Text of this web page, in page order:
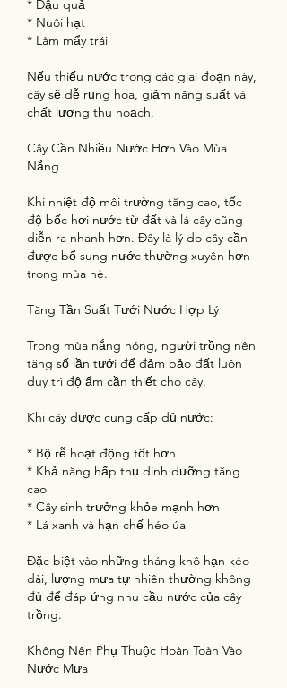
* Đậu quả
* Nuôi hạt
* Làm mẩy trái
Nếu thiếu nước trong các giai đoạn này,
cây sẽ dễ rụng hoa, giảm năng suất và
chất lượng thu hoạch.
Cây Cần Nhiều Nước Hơn Vào Mùa
Nắng
Khi nhiệt độ môi trường tăng cao, tốc
độ bốc hơi nước từ đất và lá cây cũng
diễn ra nhanh hơn. Đây là lý do cây cần
được bổ sung nước thường xuyên hơn
trong mùa hè.
Tăng Tần Suất Tưới Nước Hợp Lý
Trong mùa nắng nóng, người trồng nên
tăng số lần tưới để đảm bảo đất luôn
duy trì độ ẩm cần thiết cho cây.
Khi cây được cung cấp đủ nước:
* Bộ rễ hoạt động tốt hơn
* Khả năng hấp thụ dinh dưỡng tăng
cao
* Cây sinh trưởng khỏe mạnh hơn
* Lá xanh và hạn chế héo úa
Đặc biệt vào những tháng khô hạn kéo
dài, lượng mưa tự nhiên thường không
đủ để đáp ứng nhu cầu nước của cây
trồng.
Không Nên Phụ Thuộc Hoàn Toàn Vào
Nước Mưa